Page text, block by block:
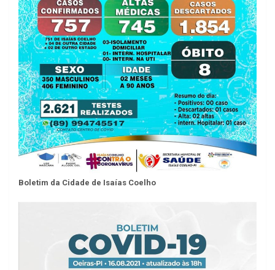
Boletim da Cidade de Isaías Coelho